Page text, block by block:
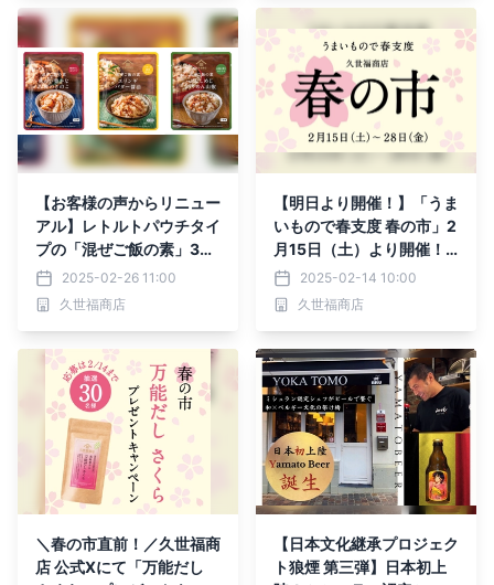
【お客様の声からリニュー
アル】レトルトパウチタイ
プの「混ぜご飯の素」3種
を発売。きのこ・エリン
ギ・ちりめん山椒の旨みを
味わう【久世福商店】
2025-02-26 11:00
久世福商店
【明日より開催！】「うま
いもので春支度 春の市」2
月15日（土）より開催！
アプリポイント5倍や限定
福袋など発売【久世福商
店】
2025-02-14 10:00
久世福商店
＼春の市直前！／久世福商
店 公式Xにて「万能だし
【日本文化継承プロジェク
ト狼煙 第三弾】日本初上